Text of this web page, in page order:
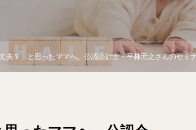
夫？」と思ったママへ。公認会計士・平林元之さんのセミ